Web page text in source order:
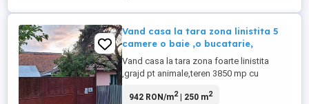
Vand casa la tara zona linistita 5
camere o baie ,o bucatarie,
Vand casa la tara zona foarte linistita
,grajd pt animale,teren 3850 mp cu
euro negocoabil
942 RON/m2| 250 m2